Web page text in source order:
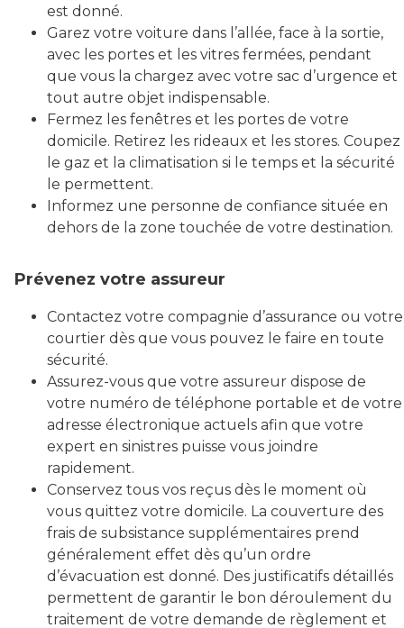
est donné.
Garez votre voiture dans l’allée, face à la sortie,
avec les portes et les vitres fermées, pendant
que vous la chargez avec votre sac d’urgence et
tout autre objet indispensable.
Fermez les fenêtres et les portes de votre
domicile. Retirez les rideaux et les stores. Coupez
le gaz et la climatisation si le temps et la sécurité
le permettent.
Informez une personne de confiance située en
dehors de la zone touchée de votre destination.
Prévenez votre assureur
Contactez votre compagnie d’assurance ou votre
courtier dès que vous pouvez le faire en toute
sécurité.
Assurez-vous que votre assureur dispose de
votre numéro de téléphone portable et de votre
adresse électronique actuels afin que votre
expert en sinistres puisse vous joindre
rapidement.
Conservez tous vos reçus dès le moment où
vous quittez votre domicile. La couverture des
frais de subsistance supplémentaires prend
généralement effet dès qu’un ordre
d’évacuation est donné. Des justificatifs détaillés
permettent de garantir le bon déroulement du
traitement de votre demande de règlement et